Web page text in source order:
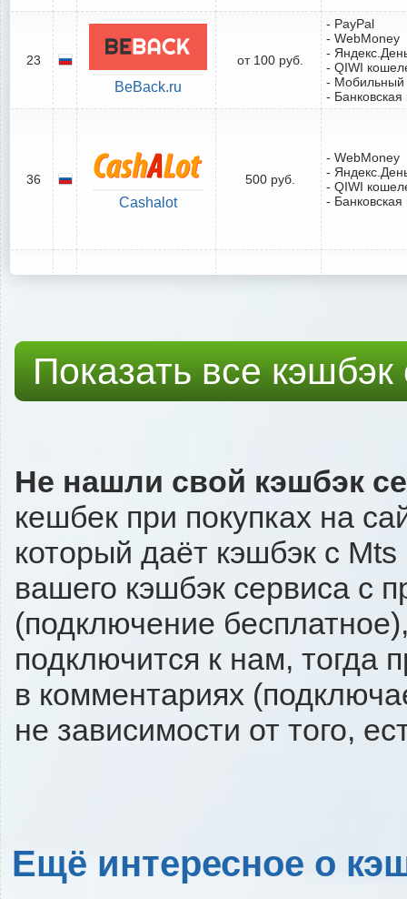
23
BeBack.ru
от 100 руб.
- PayPal
- WebMoney
-
- QIWI
- Мобильный
-
36
Cashalot
500 руб.
- WebMoney
-
- QIWI
-
Показать все
Не нашли свой кэшбэк
кешбек при покупках на
который даёт кэшбэк с
вашего кэшбэк сервиса с
(подключение
подключится к нам, тогда
в комментариях
не зависимости от того,
Ещё интересное о